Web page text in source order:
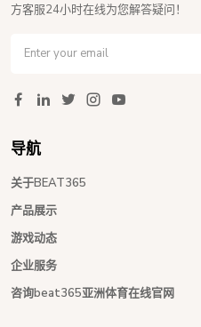
方客服24小时在线为您解答疑问！
导航
关于BEAT365
产品展示
游戏动态
企业服务
咨询beat365亚洲体育在线官网